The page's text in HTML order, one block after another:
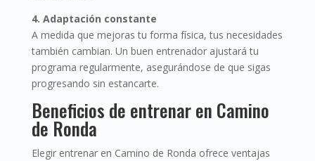
4. Adaptación constante
A medida que mejoras tu forma física, tus necesidades
también cambian. Un buen entrenador ajustará tu
programa regularmente, asegurándose de que sigas
progresando sin estancarte.
Beneficios de entrenar en Camino
de Ronda
Elegir entrenar en Camino de Ronda ofrece ventajas